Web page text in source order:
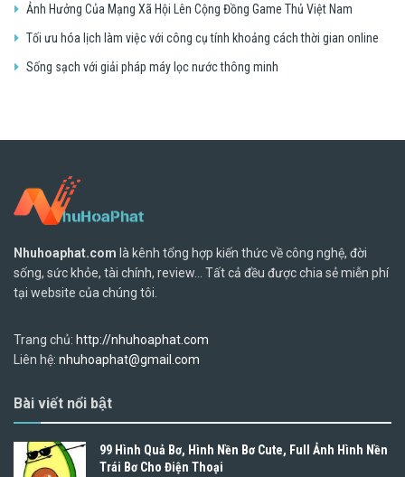
Ảnh Hưởng Của Mạng Xã Hội Lên Cộng Đồng Game Thủ Việt Nam
Tối ưu hóa lịch làm việc với công cụ tính khoảng cách thời gian online
Sống sạch với giải pháp máy lọc nước thông minh
Nhuhoaphat.com là kênh tổng hợp kiến thức về công nghệ, đời
sống, sức khỏe, tài chính, review... Tất cả đều được chia sẻ miễn phí
tại website của chúng tôi.
Trang chủ: http://nhuhoaphat.com
Liên hệ: nhuhoaphat@gmail.com
Bài viết nổi bật
99 Hình Quả Bơ, Hình Nền Bơ Cute, Full Ảnh Hình Nền
Trái Bơ Cho Điện Thoại